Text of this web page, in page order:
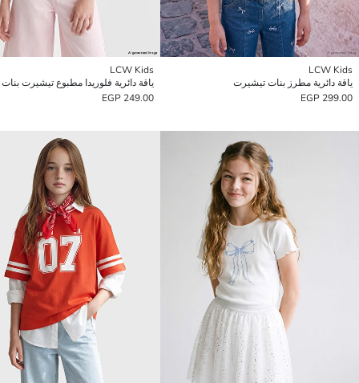
LCW Kids
ياقة دائرية مطرز بنات تيشيرت
299.00 EGP
LCW Kids
ياقة دائرية فلوريدا مطبوع تيشيرت بنات
249.00 EGP